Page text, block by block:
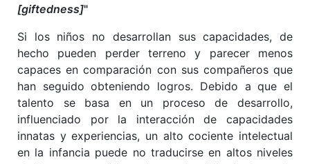
[giftedness]"
Si los niños no desarrollan sus capacidades, de
hecho pueden perder terreno y parecer menos
capaces en comparación con sus compañeros que
han seguido obteniendo logros. Debido a que el
talento se basa en un proceso de desarrollo,
influenciado por la interacción de capacidades
innatas y experiencias, un alto cociente intelectual
en la infancia puede no traducirse en altos niveles